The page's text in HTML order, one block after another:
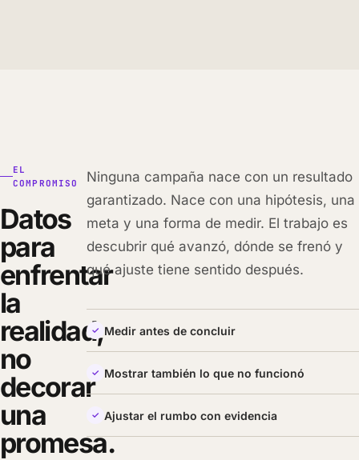
EL
COMPROMISO
Datos
para
enfrentar
la
realidad,
no
decorar
una
promesa.
Ninguna campaña nace con un resultado
garantizado. Nace con una hipótesis, una
meta y una forma de medir. El trabajo es
descubrir qué avanzó, dónde se frenó y
qué ajuste tiene sentido después.
Medir antes de concluir
Mostrar también lo que no funcionó
Ajustar el rumbo con evidencia